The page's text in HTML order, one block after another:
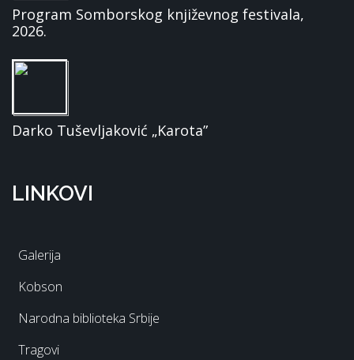
Program Somborskog književnog festivala,
2026.
Darko Tuševljaković „Karota”
LINKOVI
Galerija
Kobson
Narodna biblioteka Srbije
Tragovi